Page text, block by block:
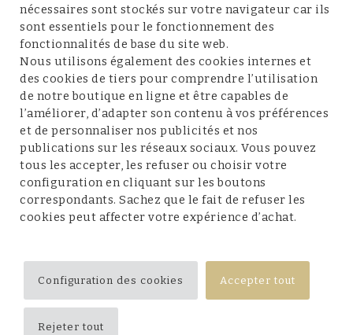
Service client
Conditions et mentions légales
nécessaires sont stockés sur votre navigateur car ils
sont essentiels pour le fonctionnement des
fonctionnalités de base du site web.
Nous utilisons également des cookies internes et
des cookies de tiers pour comprendre l’utilisation
de notre boutique en ligne et être capables de
l’améliorer, d’adapter son contenu à vos préférences
et de personnaliser nos publicités et nos
publications sur les réseaux sociaux. Vous pouvez
tous les accepter, les refuser ou choisir votre
configuration en cliquant sur les boutons
correspondants. Sachez que le fait de refuser les
cookies peut affecter votre expérience d’achat.
Configuration des cookies Accepter tout
Rejeter tout